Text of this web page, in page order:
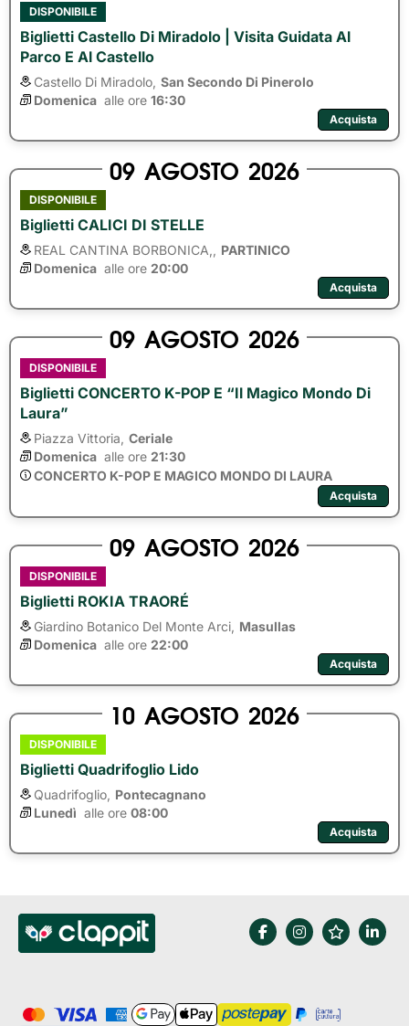
DISPONIBILE
Biglietti Castello Di Miradolo | Visita Guidata Al
Parco E Al Castello
Castello Di Miradolo, San Secondo Di Pinerolo
Domenica alle ore 16:30
Acquista
09 AGOSTO 2026
DISPONIBILE
Biglietti CALICI DI STELLE
REAL CANTINA BORBONICA,,
PARTINICO
Domenica alle ore 20:00
Acquista
09 AGOSTO 2026
DISPONIBILE
Biglietti CONCERTO K-POP E “Il Magico Mondo Di
Laura”
Piazza Vittoria, Ceriale
Domenica alle ore 21:30
CONCERTO K-POP E MAGICO MONDO DI LAURA
Acquista
09 AGOSTO 2026
DISPONIBILE
Biglietti ROKIA TRAORÉ
Giardino Botanico Del Monte Arci, Masullas
Domenica alle ore 22:00
Acquista
10 AGOSTO 2026
DISPONIBILE
Biglietti Quadrifoglio Lido
Quadrifoglio, Pontecagnano
Lunedì alle ore 08:00
Acquista